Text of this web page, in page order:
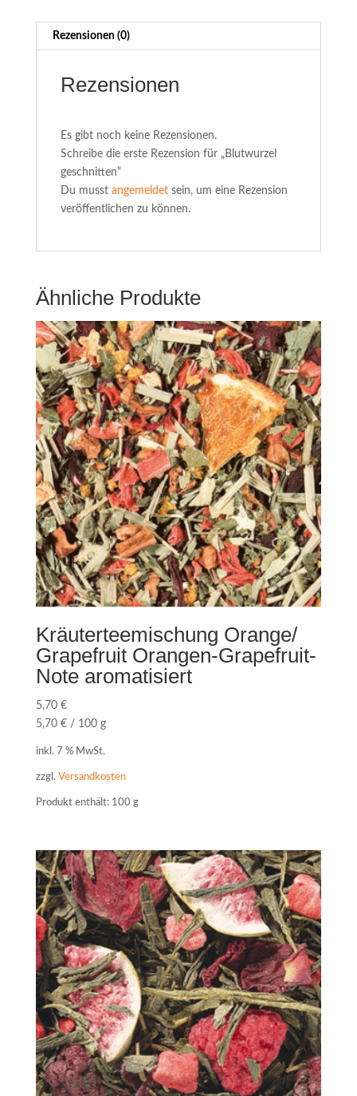
Rezensionen (0)
Rezensionen
Es gibt noch keine Rezensionen.
Schreibe die erste Rezension für „Blutwurzel
geschnitten“
Du musst angemeldetsein, um eine Rezension
veröffentlichen zu können.
Ähnliche Produkte
Kräuterteemischung Orange/
Grapefruit Orangen-Grapefruit-
Note aromatisiert
5,70 €
5,70 €/ 100 g
inkl. 7 % MwSt.
zzgl. Versandkosten
Produkt enthält: 100 g